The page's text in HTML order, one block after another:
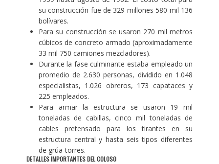
su construcción fue de 329 millones 580 mil 136
bolívares.
Para su construcción se usaron 270 mil metros
cúbicos de concreto armado (aproximadamente
33 mil 750 camiones mezcladores).
Durante la fase culminante estaba empleado un
promedio de 2.630 personas, dividido en 1.048
especialistas, 1.026 obreros, 173 capataces y
225 empleados.
Para armar la estructura se usaron 19 mil
toneladas de cabillas, cinco mil toneladas de
cables pretensado para los tirantes en su
estructura central y hasta seis tipos diferentes
de grúa-torres.
DETALLES IMPORTANTES DEL COLOSO